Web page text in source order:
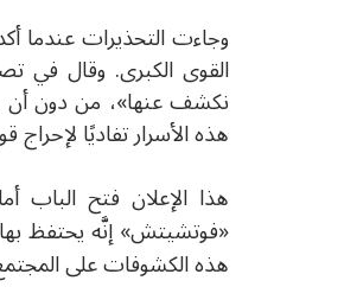
وجاءت التحذيرات
القوى الكبرى. وقال في
نكشف عنها»، من دون أن
هذه الأسرار تفاديًا
هذا الإعلان فتح الباب
«فوتشيتش» إنَّه يحتفظ
هذه الكشوفات على